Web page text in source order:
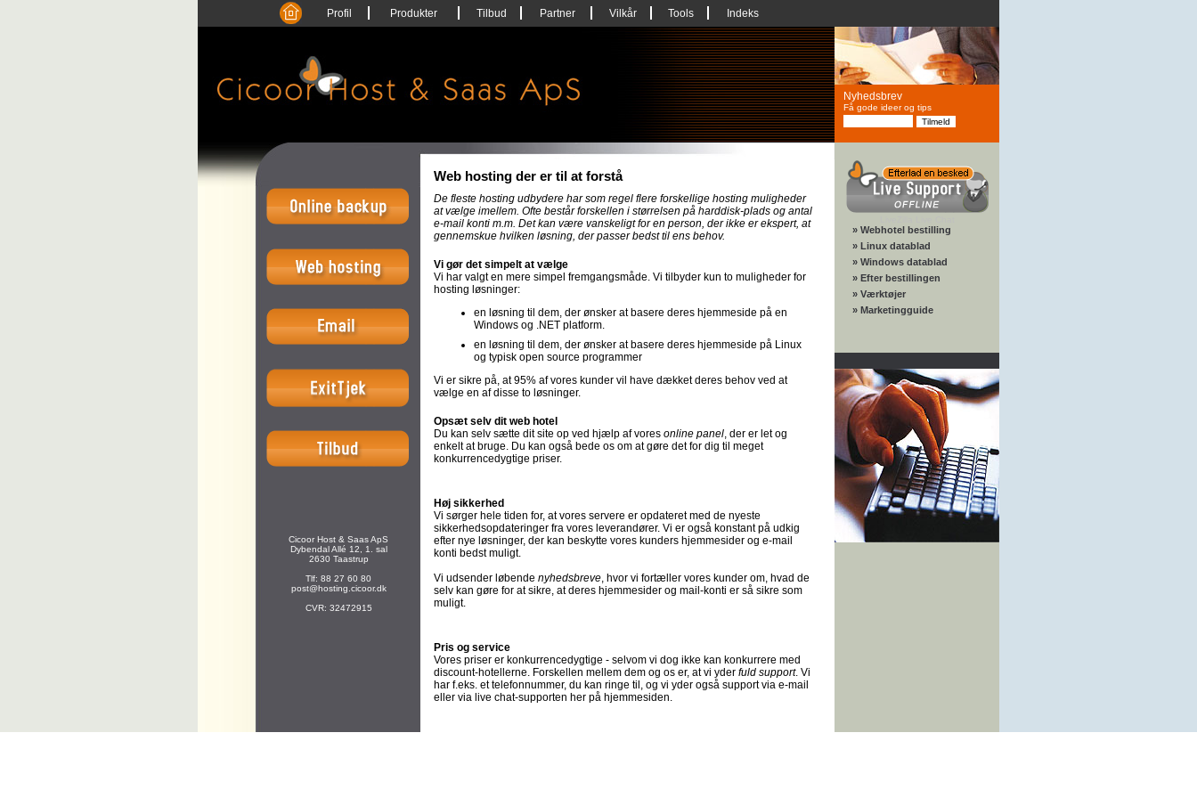
Profil Produkter Tilbud Partner Vilkår Tools Indeks
Nyhedsbrev
Få gode ideer og tips
Cicoor Host & Saas ApS
Dybendal Allé 12, 1. sal
2630 Taastrup
Tlf: 88 27 60 80
post@hosting.cicoor.dk
CVR: 32472915
Web hosting der er til at forstå
De fleste hosting udbydere har som regel flere forskellige hosting muligheder
at vælge imellem. Ofte består forskellen i størrelsen på harddisk-plads og antal
e-mail konti m.m. Det kan være vanskeligt for en person, der ikke er ekspert, at
gennemskue hvilken løsning, der passer bedst til ens behov.
Vi gør det simpelt at vælge
Vi har valgt en mere simpel fremgangsmåde. Vi tilbyder kun to muligheder for
hosting løsninger:
en løsning til dem, der ønsker at basere deres hjemmeside på en
Windows og .NET platform.
en løsning til dem, der ønsker at basere deres hjemmeside på Linux
og typisk open source programmer
Vi er sikre på, at 95% af vores kunder vil have dækket deres behov ved at
vælge en af disse to løsninger.
Opsæt selv dit web hotel
Du kan selv sætte dit site op ved hjælp af vores online panel, der er let og
enkelt at bruge. Du kan også bede os om at gøre det for dig til meget
konkurrencedygtige priser.
Høj sikkerhed
Vi sørger hele tiden for, at vores servere er opdateret med de nyeste
sikkerhedsopdateringer fra vores leverandører. Vi er også konstant på udkig
efter nye løsninger, der kan beskytte vores kunders hjemmesider og e-mail
konti bedst muligt.
Vi udsender løbende nyhedsbreve, hvor vi fortæller vores kunder om, hvad de
selv kan gøre for at sikre, at deres hjemmesider og mail-konti er så sikre som
muligt.
Pris og service
Vores priser er konkurrencedygtige - selvom vi dog ikke kan konkurrere med
discount-hotellerne. Forskellen mellem dem og os er, at vi yder fuld support. Vi
har f.eks. et telefonnummer, du kan ringe til, og vi yder også support via e-mail
eller via live chat-supporten her på hjemmesiden.
» Webhotel bestilling
» Linux datablad
» Windows datablad
» Efter bestillingen
» Værktøjer
» Marketingguide